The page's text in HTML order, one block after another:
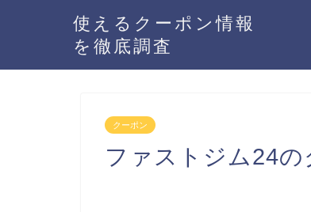
使えるクーポン情報
を徹底調査
クーポン
ファストジム24